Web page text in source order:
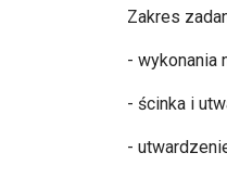
Zakres
- wykonania
- ścinka i
-